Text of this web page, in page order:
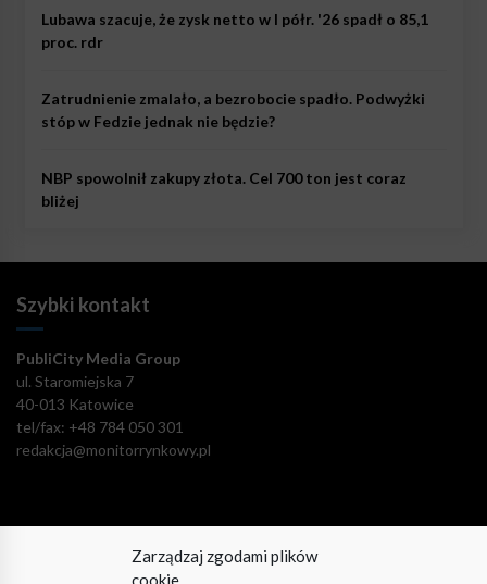
Zarządzaj zgodami plików
cookie
Lubawa szacuje, że zysk netto w I półr. '26 spadł o 85,1
proc. rdr
Zatrudnienie zmalało, a bezrobocie spadło. Podwyżki
stóp w Fedzie jednak nie będzie?
NBP spowolnił zakupy złota. Cel 700 ton jest coraz
bliżej
Szybki kontakt
PubliCity Media Group
ul. Staromiejska 7
40-013 Katowice
tel/fax: +48 784 050 301
redakcja@monitorrynkowy.pl
Pozostańmy w kontakcie!